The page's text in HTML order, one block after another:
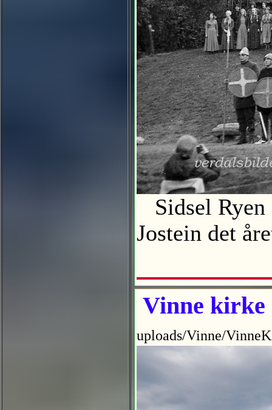
Sidsel
Jostein det
Vinne kirke
uploads/Vinne/